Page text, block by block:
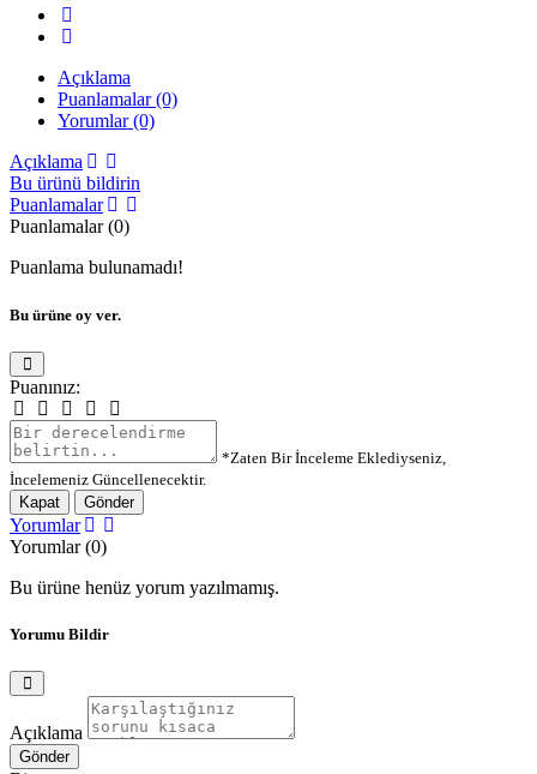
Açıklama
Puanlamalar (0)
Yorumlar (0)
Açıklama
Bu ürünü bildirin
Puanlamalar
Puanlamalar (0)
Puanlama bulunamadı!
Bu ürüne oy ver.
Puanınız:
*Zaten Bir İnceleme Eklediyseniz,
İncelemeniz Güncellenecektir.
Kapat
Gönder
Yorumlar
Yorumlar (0)
Bu ürüne henüz yorum yazılmamış.
Yorumu Bildir
Açıklama
Gönder